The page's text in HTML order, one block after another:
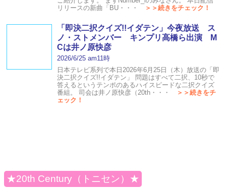
リリースの新曲「BU・・・
＞＞続きをチェック！
「即決二択クイズ!!イダテン」今夜放送 ス
ノ・ストメンバー キンプリ高橋ら出演 M
Cは井ノ原快彦
2026/6/25 am11時
日本テレビ系列で本日2026年6月25日（木）放送の「即
決二択クイズ!!イダテン」 問題はすべて二択、10秒で
答えるというテンポのあるハイスピードな二択クイズ
番組。 司会は井ノ原快彦（20th・・・
＞＞続きをチ
ェック！
★20th Century（トニセン）★